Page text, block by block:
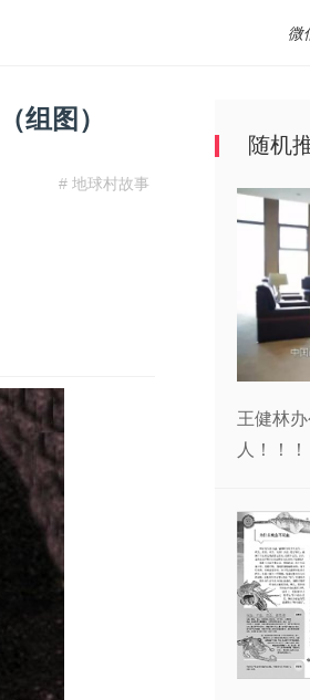
微
组图）
# 地球村故事
随机
王健林
人！！！